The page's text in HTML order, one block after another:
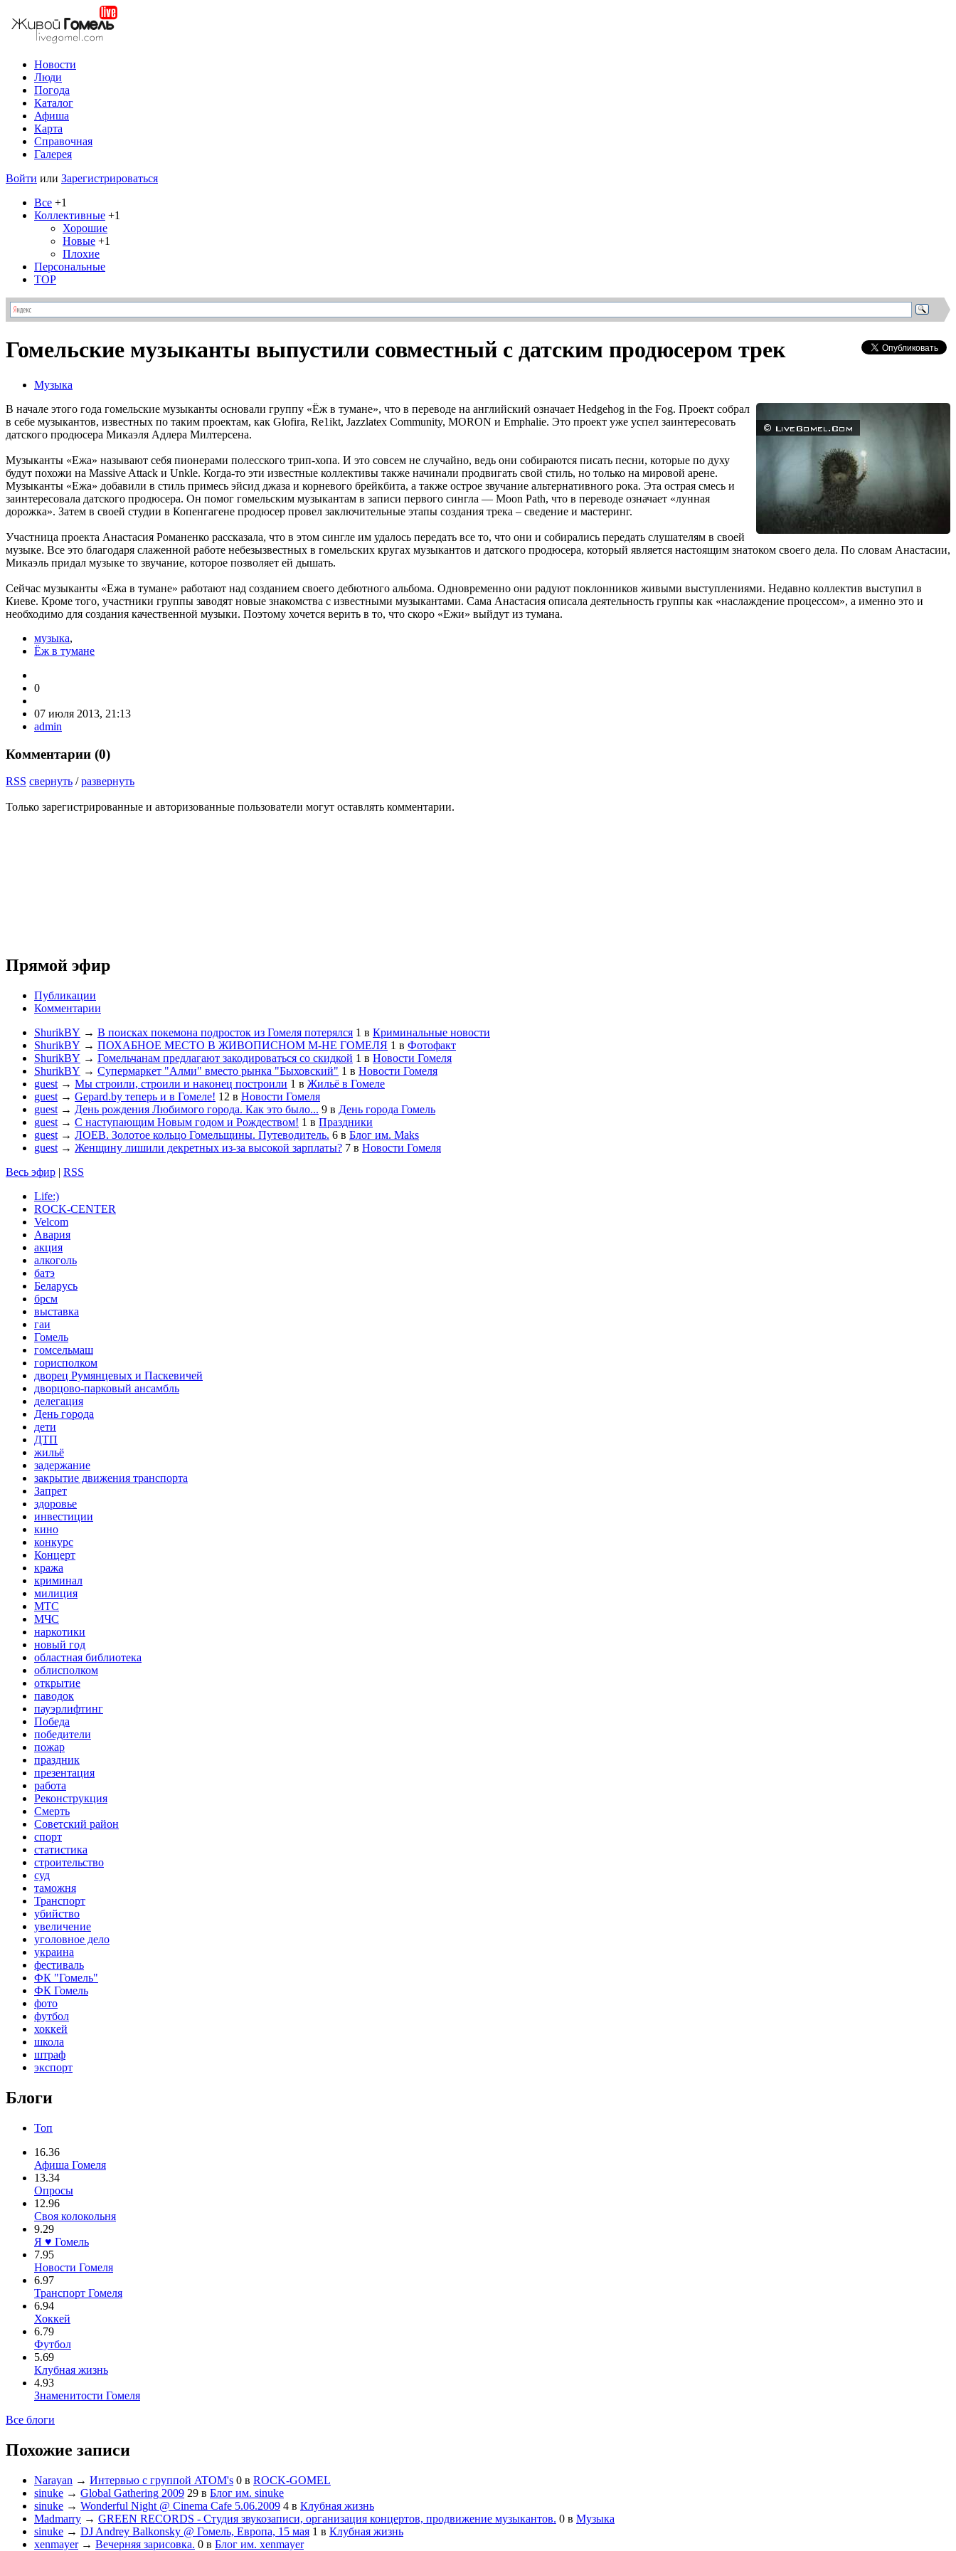
Новости
Люди
Погода
Каталог
Афиша
Карта
Справочная
Галерея
Войти или Зарегистрироваться
Все +1
Коллективные +1
Хорошие
Новые +1
Плохие
Персональные
TOP
Гомельские музыканты выпустили совместный с датским продюсером трек
Музыка
В начале этого года гомельские музыканты основали группу «Ёж в тумане», что в переводе на английский означает Hedgehog in the Fog. Проект собрал
в себе музыкантов, известных по таким проектам, как Glofira, Re1ikt, Jazzlatex Community, MORON и Emphalie. Это проект уже успел заинтересовать
датского продюсера Микаэля Адлера Милтерсена.
Музыканты «Ежа» называют себя пионерами полесского трип-хопа. И это совсем не случайно, ведь они собираются писать песни, которые по духу
будут похожи на Massive Attack и Unkle. Когда-то эти известные коллективы также начинали продвигать свой стиль, но только на мировой арене.
Музыканты «Ежа» добавили в стиль примесь эйсид джаза и корневого брейкбита, а также острое звучание альтернативного рока. Эта острая смесь и
заинтересовала датского продюсера. Он помог гомельским музыкантам в записи первого сингла — Moon Path, что в переводе означает «лунная
дорожка». Затем в своей студии в Копенгагене продюсер провел заключительные этапы создания трека – сведение и мастеринг.
Участница проекта Анастасия Романенко рассказала, что в этом сингле им удалось передать все то, что они и собирались передать слушателям в своей
музыке. Все это благодаря слаженной работе небезызвестных в гомельских кругах музыкантов и датского продюсера, который является настоящим знатоком своего дела. По словам Анастасии,
Микаэль придал музыке то звучание, которое позволяет ей дышать.
Сейчас музыканты «Ежа в тумане» работают над созданием своего дебютного альбома. Одновременно они радуют поклонников живыми выступлениями. Недавно коллектив выступил в
Киеве. Кроме того, участники группы заводят новые знакомства с известными музыкантами. Сама Анастасия описала деятельность группы как «наслаждение процессом», а именно это и
необходимо для создания качественной музыки. Поэтому хочется верить в то, что скоро «Ежи» выйдут из тумана.
музыка,
Ёж в тумане
0
07 июля 2013, 21:13
admin
Комментарии (0)
RSS свернуть /развернуть
Только зарегистрированные и авторизованные пользователи могут оставлять комментарии.
Прямой эфир
Публикации
Комментарии
ShurikBY → В поисках покемона подросток из Гомеля потерялся 1 в Криминальные новости
ShurikBY → ПОХАБНОЕ МЕСТО В ЖИВОПИСНОМ М-НЕ ГОМЕЛЯ 1 в Фотофакт
ShurikBY → Гомельчанам предлагают закодироваться со скидкой 1 в Новости Гомеля
ShurikBY → Супермаркет "Алми" вместо рынка "Быховский" 1 в Новости Гомеля
guest → Мы строили, строили и наконец построили 1 в Жильё в Гомеле
guest → Gepard.by теперь и в Гомеле! 12 в Новости Гомеля
guest → День рождения Любимого города. Как это было... 9 в День города Гомель
guest → С наступающим Новым годом и Рождеством! 1 в Праздники
guest → ЛОЕВ. Золотое кольцо Гомельщины. Путеводитель. 6 в Блог им. Maks
guest → Женщину лишили декретных из-за высокой зарплаты? 7 в Новости Гомеля
Весь эфир | RSS
Life:)
ROCK-CENTER
Velcom
Авария
акция
алкоголь
батэ
Беларусь
брсм
выставка
гаи
Гомель
гомсельмаш
горисполком
дворец Румянцевых и Паскевичей
дворцово-парковый ансамбль
делегация
День города
дети
ДТП
жильё
задержание
закрытие движения транспорта
Запрет
здоровье
инвестиции
кино
конкурс
Концерт
кража
криминал
милиция
МТС
МЧС
наркотики
новый год
областная библиотека
облисполком
открытие
паводок
пауэрлифтинг
Победа
победители
пожар
праздник
презентация
работа
Реконструкция
Смерть
Советский район
спорт
статистика
строительство
суд
таможня
Транспорт
убийство
увеличение
уголовное дело
украина
фестиваль
ФК "Гомель"
ФК Гомель
фото
футбол
хоккей
школа
штраф
экспорт
Блоги
Топ
16.36
Афиша Гомеля
13.34
Опросы
12.96
Своя колокольня
9.29
Я ♥ Гомель
7.95
Новости Гомеля
6.97
Транспорт Гомеля
6.94
Хоккей
6.79
Футбол
5.69
Клубная жизнь
4.93
Знаменитости Гомеля
Все блоги
Похожие записи
Narayan → Интервью с группой ATOM's 0 в ROCK-GOMEL
sinuke → Global Gathering 2009 29 в Блог им. sinuke
sinuke → Wonderful Night @ Cinema Cafe 5.06.2009 4 в Клубная жизнь
Madmarry → GREEN RECORDS - Студия звукозаписи, организация концертов, продвижение музыкантов. 0 в Музыка
sinuke → DJ Andrey Balkonsky @ Гомель, Европа, 15 мая 1 в Клубная жизнь
xenmayer→ Вечерняя зарисовка. 0 в Блог им. xenmayer